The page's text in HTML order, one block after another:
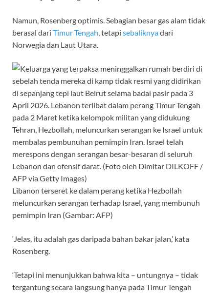
Namun, Rosenberg optimis. Sebagian besar gas alam tidak
berasal dari Timur Tengah, tetapi sebaliknyadari
Norwegia dan Laut Utara.
Libanon terseret ke dalam perang ketika Hezbollah
meluncurkan serangan terhadap Israel, yang membunuh
pemimpin Iran (Gambar: AFP)
‘Jelas, itu adalah gas daripada bahan bakar jalan,’ kata
Rosenberg.
‘Tetapi ini menunjukkan bahwa kita – untungnya – tidak
tergantung secara langsung hanya pada Timur Tengah